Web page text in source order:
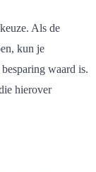
Als de
kun je
waard is.
hierover